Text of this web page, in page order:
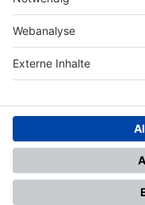
Nutzungsbedingungen